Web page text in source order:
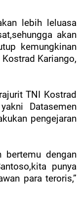
lebih leluasa
akan
kemungkinan
Kariango,
TNI Kostrad
Datasemen
pengejaran
bertemu dengan
punya
para teroris,”